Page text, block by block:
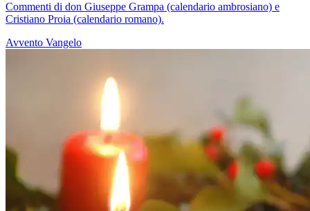
Commenti di don Giuseppe Grampa (calendario ambrosiano) e
Cristiano Proia (calendario romano).
Avvento Vangelo